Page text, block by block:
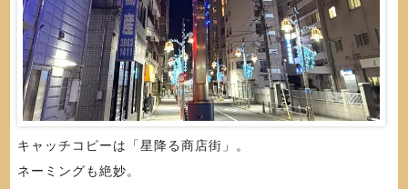
キャッチコピーは「星降る商店街」。
ネーミングも絶妙。